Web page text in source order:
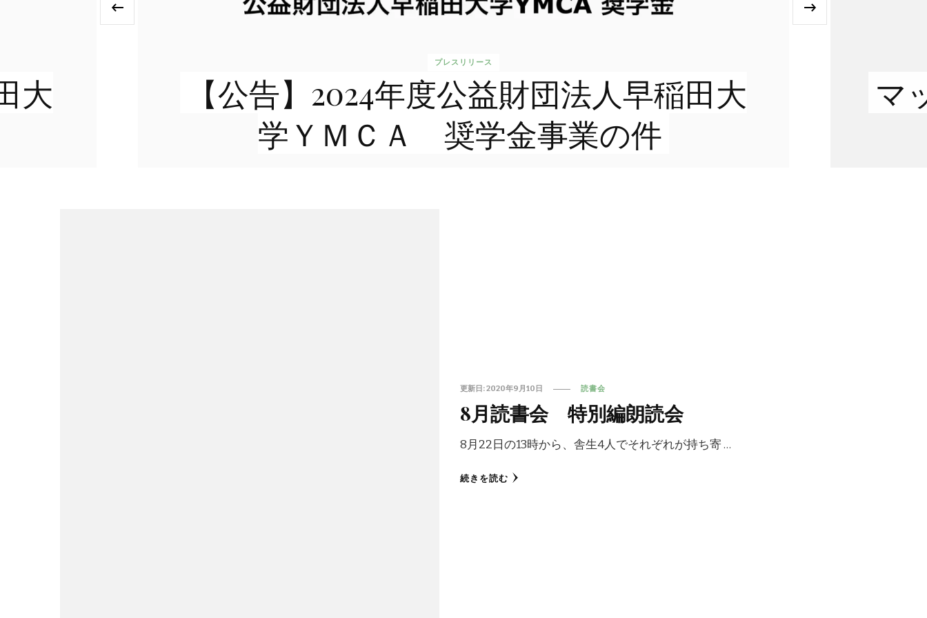
大
プレスリリース
【公告】2024年度公益財団法人早稲田大
学ＹＭＣＡ 奨学金事業の件
マ
更新日:2020年9月10日 読書会
8月読書会 特別編朗読会
8月22日の13時から、舎生4人でそれぞれが持ち寄 …
続きを読む